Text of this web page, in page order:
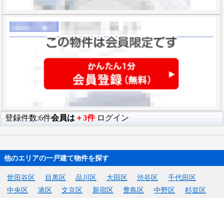
登録件数:6件会員は ＋3件 ログイン
他のエリアの一戸建て物件を探す
世田谷区 目黒区 品川区 大田区 渋谷区
千代田区
中央区
港区 文京区 新宿区 豊島区 中野区
杉並区